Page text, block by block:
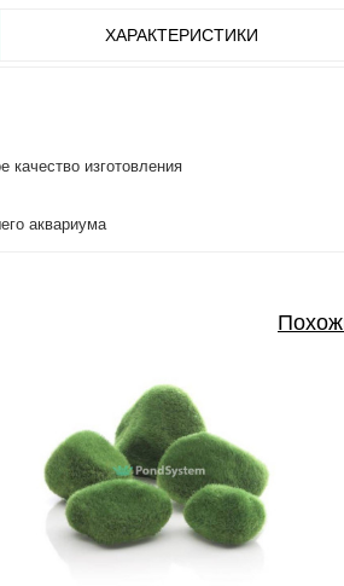
ХАРАКТЕРИСТИКИ
качество изготовления
аквариума